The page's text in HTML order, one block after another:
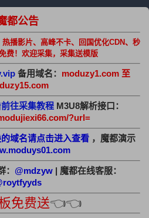
都公告
播影片、高峰不卡、回国优化CDN、秒
费！欢迎采集，采集送模版
备用域名： moduzy1.com 至
前往采集教程 M3U8解析接口：
?url=
域名请点击进入查看 ，魔都演示
@mdzyw | 魔都在线客服：
免费送👈👈